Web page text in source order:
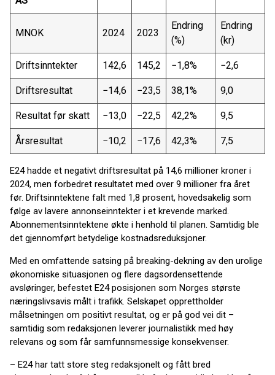
MNOK 2024 2023
Endring
(%)
Endring
(kr)
Driftsinntekter 142,6 145,2 −1,8% −2,6
Driftsresultat −14,6 −23,5 38,1% 9,0
Resultat før skatt −13,0 −22,5 42,2% 9,5
Årsresultat −10,2 −17,6 42,3% 7,5
E24 hadde et negativt driftsresultat på 14,6 millioner kroner i
2024, men forbedret resultatet med over 9 millioner fra året
før. Driftsinntektene falt med 1,8 prosent, hovedsakelig som
følge av lavere annonseinntekter i et krevende marked.
Abonnementsinntektene økte i henhold til planen. Samtidig ble
det gjennomført betydelige kostnadsreduksjoner.
Med en omfattende satsing på breaking-dekning av den urolige
økonomiske situasjonen og flere dagsordensettende
avsløringer, befestet E24 posisjonen som Norges største
næringslivsavis målt i trafikk. Selskapet opprettholder
målsetningen om positivt resultat, og er på god vei dit –
samtidig som redaksjonen leverer journalistikk med høy
relevans og som får samfunnsmessige konsekvenser.
– E24 har tatt store steg redaksjonelt og fått bred